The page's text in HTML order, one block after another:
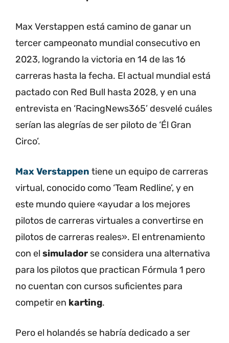
Max Verstappen está camino de ganar un
tercer campeonato mundial consecutivo en
2023, logrando la victoria en 14 de las 16
carreras hasta la fecha. El actual mundial está
pactado con Red Bull hasta 2028, y en una
entrevista en ‘RacingNews365’ desvelé cuáles
serían las alegrías de ser piloto de ‘Él Gran
Circo’.
Max Verstappen tiene un equipo de carreras
virtual, conocido como ‘Team Redline’, y en
este mundo quiere «ayudar a los mejores
pilotos de carreras virtuales a convertirse en
pilotos de carreras reales». El entrenamiento
con el simulador se considera una alternativa
para los pilotos que practican Fórmula 1 pero
no cuentan con cursos suficientes para
competir en karting.
Pero el holandés se habría dedicado a ser